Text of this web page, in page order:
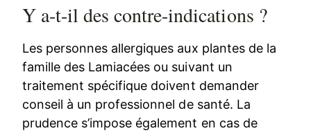
Y a-t-il des contre-indications ?
Les personnes allergiques aux plantes de la
famille des Lamiacées ou suivant un
traitement spécifique doivent demander
conseil à un professionnel de santé. La
prudence s’impose également en cas de